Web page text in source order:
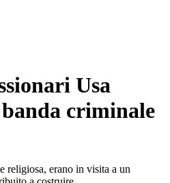
Usa
criminale
religiosa, erano in visita a un